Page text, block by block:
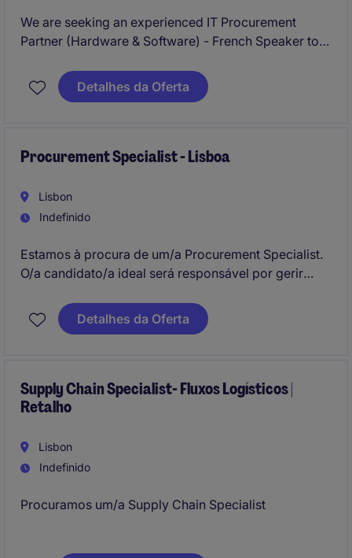
We are seeking an experienced IT Procurement
Partner (Hardware & Software) - French Speaker to
technology and telecoms industry. This role requires
expertise in hardware and software procurement,
Detalhes da Oferta
Procurement Specialist - Lisboa
Lisbon
Indefinido
Estamos à procura de um/a Procurement Specialist.
O/a candidato/a ideal será responsável por gerir
de fornecedores ligados ao sector técnico.
Detalhes da Oferta
Supply Chain Specialist- Fluxos Logísticos |
Retalho
Lisbon
Indefinido
Procuramos um/a Supply Chain Specialist